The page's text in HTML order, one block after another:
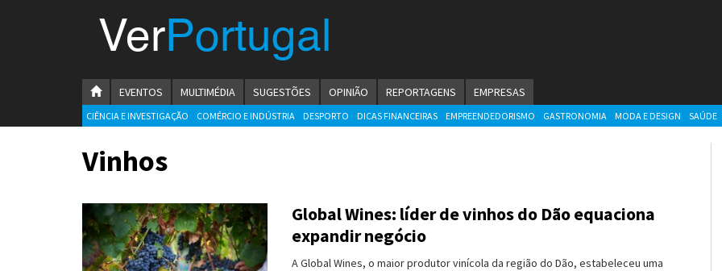
Empreendedorismo
Ambiente e Energia
Construção e Imobiliário
Cultura e Educação
VerPortugal
HOMEPAGE
EVENTOS MULTIMÉDIA SUGESTÕES OPINIÃO REPORTAGENS EMPRESAS
CIÊNCIA E INVESTIGAÇÃO COMÉRCIO E INDÚSTRIA DESPORTO DICAS FINANCEIRAS EMPREENDEDORISMO GASTRONOMIA MODA E DESIGN SAÚDE
Vinhos
Global Wines: líder de vinhos do Dão equaciona
expandir negócio
A Global Wines, o maior produtor vinícola da região do Dão, estabeleceu uma